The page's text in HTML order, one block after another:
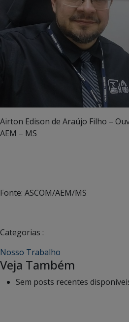
Airton Edison de Araújo Filho –
AEM – MS
Fonte: ASCOM/AEM/MS
Categorias :
Nosso Trabalho
Veja Também
Sem posts recentes